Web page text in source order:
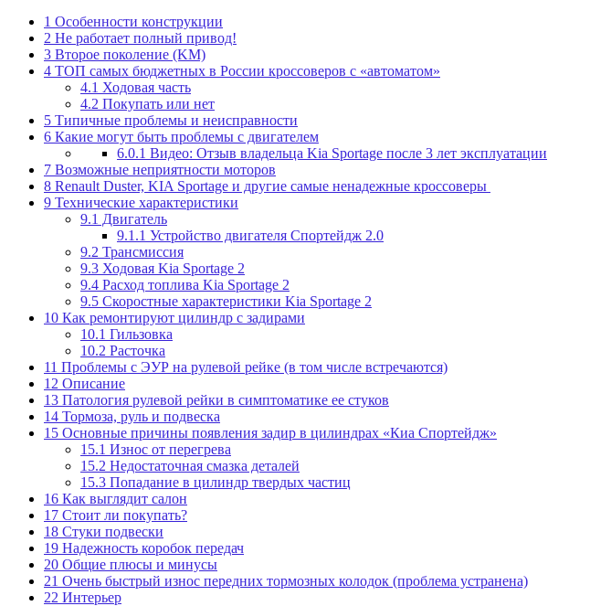
1 Особенности конструкции
2 Не работает полный привод!
3 Второе поколение (KM)
4 ТОП самых бюджетных в России кроссоверов с «автоматом»
4.1 Ходовая часть
4.2 Покупать или нет
5 Типичные проблемы и неисправности
6 Какие могут быть проблемы с двигателем
6.0.1 Видео: Отзыв владельца Kia Sportage после 3 лет эксплуатации
7 Возможные неприятности моторов
8 Renault Duster, KIA Sportage и другие самые ненадежные кроссоверы
9 Технические характеристики
9.1 Двигатель
9.1.1 Устройство двигателя Спортейдж 2.0
9.2 Трансмиссия
9.3 Ходовая Kia Sportage 2
9.4 Расход топлива Kia Sportage 2
9.5 Скоростные характеристики Kia Sportage 2
10 Как ремонтируют цилиндр с задирами
10.1 Гильзовка
10.2 Расточка
11 Проблемы с ЭУР на рулевой рейке (в том числе встречаются)
12 Описание
13 Патология рулевой рейки в симптоматике ее стуков
14 Тормоза, руль и подвеска
15 Основные причины появления задир в цилиндрах «Киа Спортейдж»
15.1 Износ от перегрева
15.2 Недостаточная смазка деталей
15.3 Попадание в цилиндр твердых частиц
16 Как выглядит салон
17 Стоит ли покупать?
18 Стуки подвески
19 Надежность коробок передач
20 Общие плюсы и минусы
21 Очень быстрый износ передних тормозных колодок (проблема устранена)
22 Интерьер